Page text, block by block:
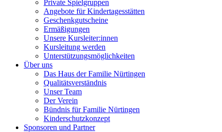
Private Spielgruppen
Angebote für Kindertagesstätten
Geschenkgutscheine
Ermäßigungen
Unsere Kursleiter:innen
Kursleitung werden
Unterstützungsmöglichkeiten
Über uns
Das Haus der Familie Nürtingen
Qualitätsverständnis
Unser Team
Der Verein
Bündnis für Familie Nürtingen
Kinderschutzkonzept
Sponsoren und Partner